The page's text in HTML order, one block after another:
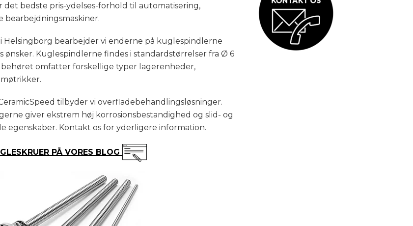
det bedste pris-ydelses-forhold til automatisering,
bearbejdningsmaskiner.
Helsingborg bearbejder vi enderne på kuglespindlerne
ønsker. Kuglespindlerne findes i standardstørrelser fra Ø 6
omfatter forskellige typer lagerenheder,
tilbyder vi overfladebehandlingsløsninger.
giver ekstrem høj korrosionsbestandighed og slid- og
egenskaber. Kontakt os for yderligere information.
PÅ VORES BLOG